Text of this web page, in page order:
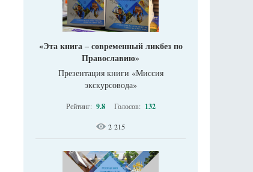
«Эта книга ‒ современный ликбез по
Православию»
Презентация книги «Миссия
экскурсовода»
Рейтинг: 9.8 Голосов: 132
2 215